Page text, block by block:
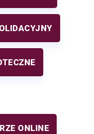
ONLINE